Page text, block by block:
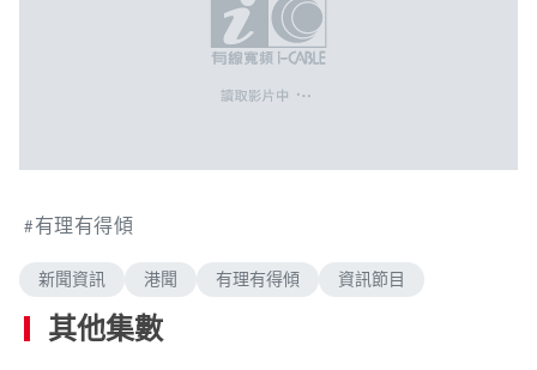
有理有得傾
新聞資訊 港聞 有理有得傾 資訊節目
其他集數